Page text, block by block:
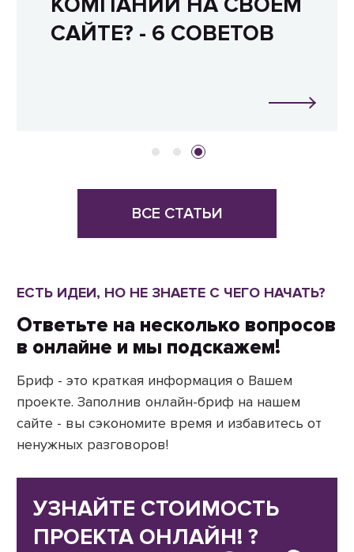
САЙТЕ? - 6 СОВЕТОВ
ВСЕ СТАТЬИ
ЕСТЬ ИДЕИ, НО НЕ ЗНАЕТЕ С ЧЕГО НАЧАТЬ?
Ответьте на несколько вопросов
в онлайне и мы подскажем!
Бриф - это краткая информация о Вашем
проекте. Заполнив онлайн-бриф на нашем
сайте - вы сэкономите время и избавитесь от
ненужных разговоров!
УЗНАЙТЕ СТОИМОСТЬ
ПРОЕКТА ОНЛАЙН! ?